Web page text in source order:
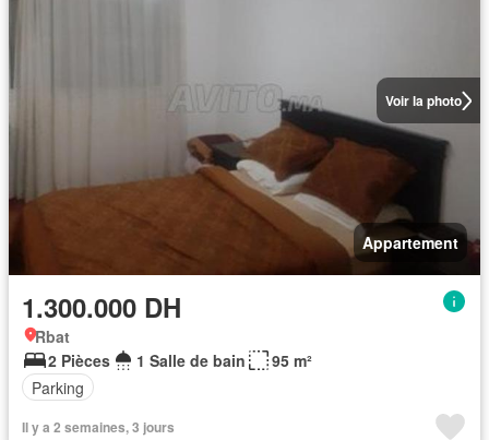
Voir la photo
Appartement
1.300.000 DH
Rbat
2 Pièces
1 Salle de bain
95 m²
Parking
Il y a 2 semaines, 3 jours